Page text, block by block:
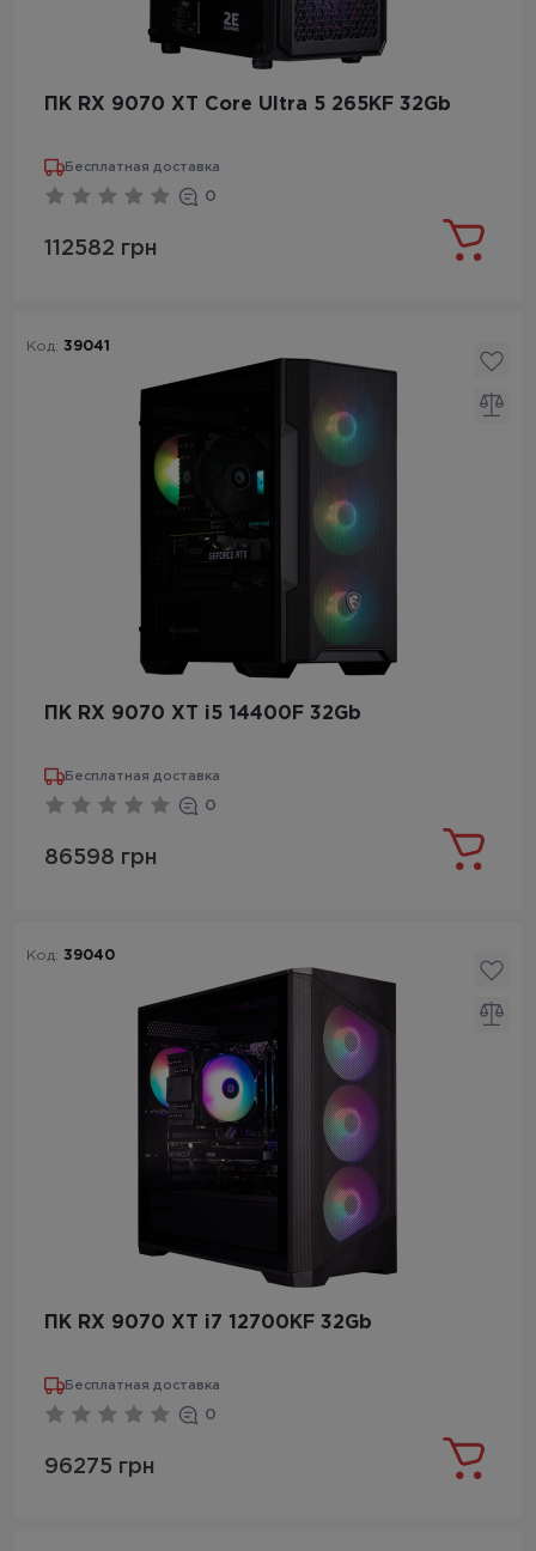
ПК RX 9070 XT Core Ultra 5 265KF 32Gb
Бесплатная доставка
0
112582 грн
Код: 39041
ПК RX 9070 XT i5 14400F 32Gb
Бесплатная доставка
0
86598 грн
Код: 39040
ПК RX 9070 XT i7 12700KF 32Gb
Бесплатная доставка
0
96275 грн